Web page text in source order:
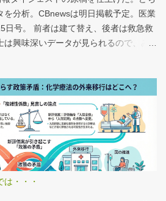
を分析。CBnewsは明日掲載予定。医業
日号。 前者は建て替え、後者は救急救
興味深いデータが見られるので、み
の記事をお読みください！なのだが、
フ。 病床機能報告（2023年度報告）を
数は常勤・非常勤（常勤換算）の合
に含まない この施設は何人いるんだろ
う？と見てみるだけでも十分興味深い
報が頭に入っていると、比較整理しや
武蔵国府の国司館（こくしのたち）を
・・・